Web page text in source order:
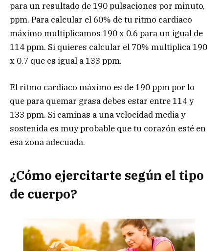
para un resultado de 190 pulsaciones por minuto,
ppm. Para calcular el 60% de tu ritmo cardiaco
máximo multiplicamos 190 x 0.6 para un igual de
114 ppm. Si quieres calcular el 70% multiplica 190
x 0.7 que es igual a 133 ppm.
El ritmo cardiaco máximo es de 190 ppm por lo
que para quemar grasa debes estar entre 114 y
133 ppm. Si caminas a una velocidad media y
sostenida es muy probable que tu corazón esté en
esa zona adecuada.
¿Cómo ejercitarte según el tipo
de cuerpo?